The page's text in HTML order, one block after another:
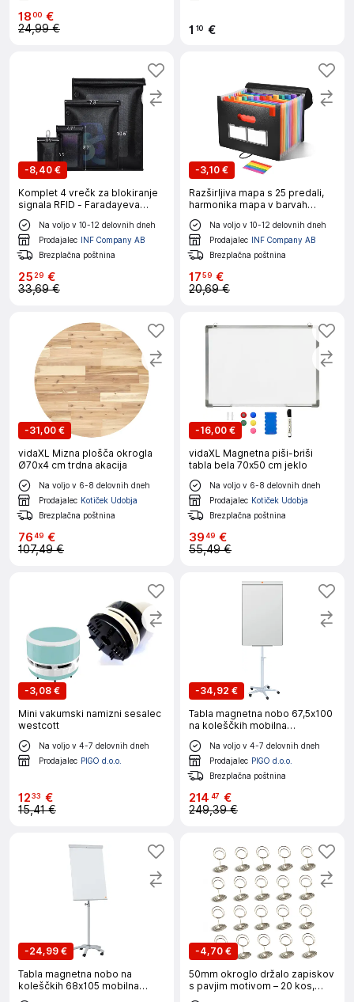
1800 €
24,99 € 1 10 €
-8,40 €
Komplet 4 vrečk za blokiranje
signala RFID - Faradayeva
vrečka za ključe, telefone
BlackNa voljo v 10-12 delovnih dneh
Prodajalec INF Company AB
Brezplačna poštnina
25 29 €
33,69 €
-3,10 €
Razširljiva mapa s 25 predali,
harmonika mapa v barvah
mavrice z varno zaponko na
vrvicoNa voljo v 10-12 delovnih dneh
Prodajalec INF Company AB
Brezplačna poštnina
1759 €
20,69 €
-31,00 €
vidaXL Mizna plošča okrogla
Ø70x4 cm trdna akacija
Na voljo v 6-8 delovnih dneh
Prodajalec Kotiček Udobja
Brezplačna poštnina
7649 €
107,49 €
-16,00 €
vidaXL Magnetna piši-briši
tabla bela 70x50 cm jeklo
Na voljo v 6-8 delovnih dneh
Prodajalec Kotiček Udobja
Brezplačna poštnina
3949 €
55,49 €
-3,08 €
Mini vakumski namizni sesalec
westcott
Na voljo v 4-7 delovnih dneh
Prodajalec PIGO d.o.o.
1233 €
15,41 €
-34,92 €
Tabla magnetna nobo 67,5x100
na koleščkih mobilna
barracuda 1902386
Na voljo v 4-7 delovnih dneh
Prodajalec PIGO d.o.o.
Brezplačna poštnina
214 47 €
249,39 €
-24,99 €
Tabla magnetna nobo na
koleščkih 68x105 mobilna
essence steel 1915716
-4,70 €
50mm okroglo držalo zapiskov
s pavjim motivom – 20 kos,
kovinsko Silver